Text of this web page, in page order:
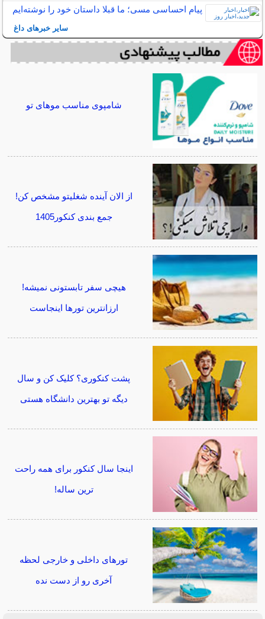
پیام احساسی مسی؛ ما قبلا داستان خود را نوشته‌ایم
سایر خبرهای داغ
شامپوی مناسب موهای تو
از الان آینده شغلیتو مشخص کن!
جمع بندی کنکور1405
هیچی سفر تابستونی نمیشه!
ارزانترین تورها اینجاست
پشت کنکوری؟ کلیک کن و سال
دیگه تو بهترین دانشگاه هستی
اینجا سال کنکور برای همه راحت
ترین ساله!
تورهای داخلی و خارجی لحظه
آخری رو از دست نده